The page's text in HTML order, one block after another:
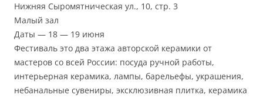
Нижняя Сыромятническая ул., 10, стр. 3
Малый зал
Даты — 18 — 19 июня
Фестиваль это два этажа авторской керамики от
мастеров со всей России: посуда ручной работы,
интерьерная керамика, лампы, барельефы, украшения,
небанальные сувениры, эксклюзивная плитка, керамика